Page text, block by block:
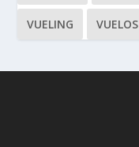
VUELING VUELOS